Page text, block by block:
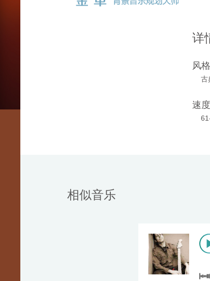
详
风格
古
速度
相似音乐